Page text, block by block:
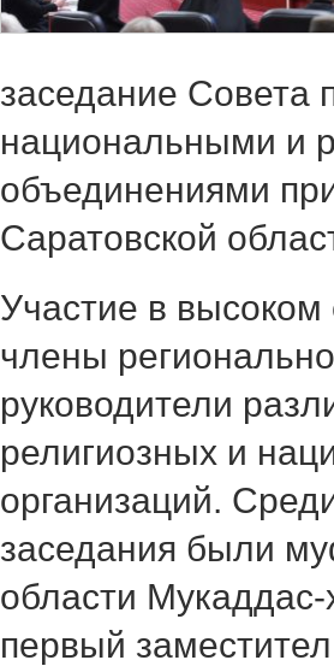
заседание Совета
национальными и
объединениями
Саратовской
Участие в
члены
руководители
религиозных и
организаций.
заседания были
области
первый